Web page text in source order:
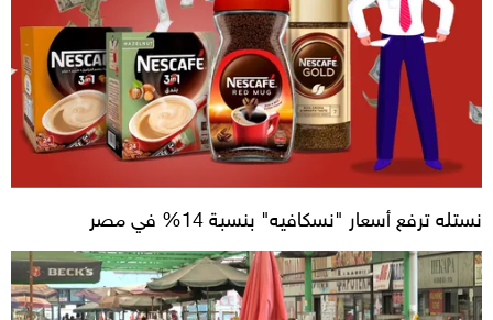
نستله ترفع أسعار "نسكافيه" بنسبة 14% في مصر